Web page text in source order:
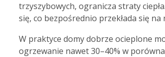
trzyszybowych, ogranicza straty
się, co bezpośrednio przekłada się na
W praktyce domy dobrze ocieplone
ogrzewanie nawet 30–40% w